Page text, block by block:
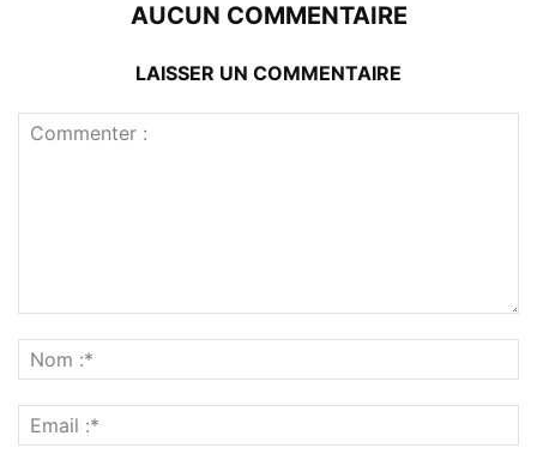
AUCUN COMMENTAIRE
LAISSER UN COMMENTAIRE